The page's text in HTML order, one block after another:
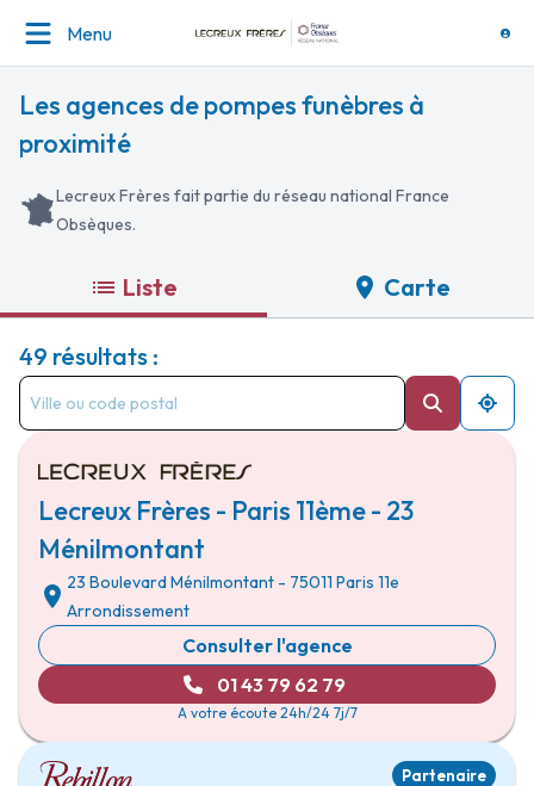
Menu
Les agences de pompes funèbres à
proximité
Lecreux Frères fait partie du réseau national France
Obsèques.
Liste Carte
49 résultats :
Lecreux Frères - Paris 11ème - 23
Ménilmontant
23 Boulevard Ménilmontant - 75011 Paris 11e
Arrondissement
Consulter l'agence
01 43 79 62 79
A votre écoute 24h/24 7j/7
Partenaire